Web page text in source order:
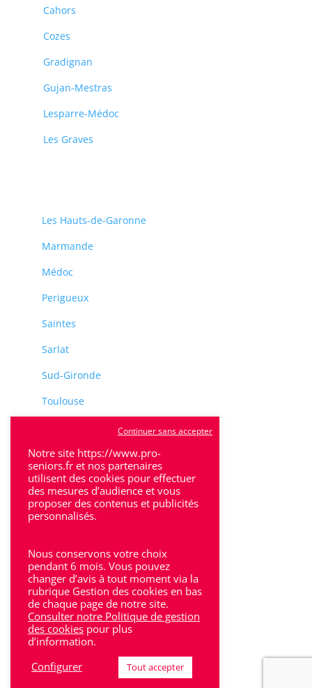
Cahors
Cozes
Gradignan
Gujan-Mestras
Lesparre-Médoc
Les Graves
Les Hauts-de-Garonne
Marmande
Médoc
Perigueux
Saintes
Sarlat
Sud-Gironde
Toulouse
Villeneuve-Sur-Lot
Bron
Lyon
Lyon 6
Villeurbanne
Calluire
Notre site https://www.pro-
seniors.fr et nos partenaires
utilisent des cookies pour effectuer
des mesures d’audience et vous
proposer des contenus et publicités
personnalisés.
Nous conservons votre choix
pendant 6 mois. Vous pouvez
changer d’avis à tout moment via la
rubrique Gestion des cookies en bas
de chaque page de notre site.
Consulter notre Politique de gestion
des cookies pour plus
d’information.
Configurer
Continuer sans accepter
Tout accepter